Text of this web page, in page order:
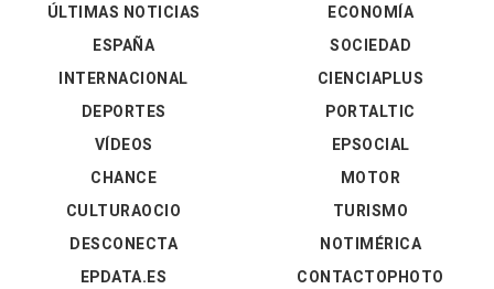
ÚLTIMAS NOTICIAS
ESPAÑA
INTERNACIONAL
DEPORTES
VÍDEOS
ECONOMÍA
SOCIEDAD
CIENCIAPLUS
PORTALTIC
EPSOCIAL
CHANCE
CULTURAOCIO
DESCONECTA
EPDATA.ES
MOTOR
TURISMO
NOTIMÉRICA
CONTACTOPHOTO